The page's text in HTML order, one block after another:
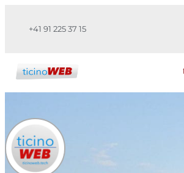
+41 91 225 37 15